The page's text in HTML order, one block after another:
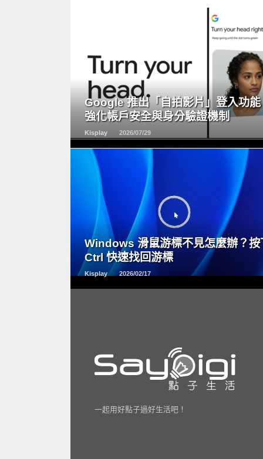
Google 推出「自拍影片」登入功能
強化帳戶安全與身分驗證機制
Kisplay 2026/07/29
READ
MORE
Windows 滑鼠游標不見怎麼辦？按
Ctrl 快速找回游標
Kisplay 2026/02/17
READ
MORE
一起用好點子過好生活吧！